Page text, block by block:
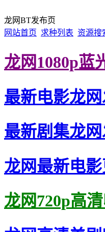
龙网BT发布页
网站首页 求种列表 资源搜
龙网1080p蓝
最新电影龙
最新剧集龙
龙网最新电
龙网720p高